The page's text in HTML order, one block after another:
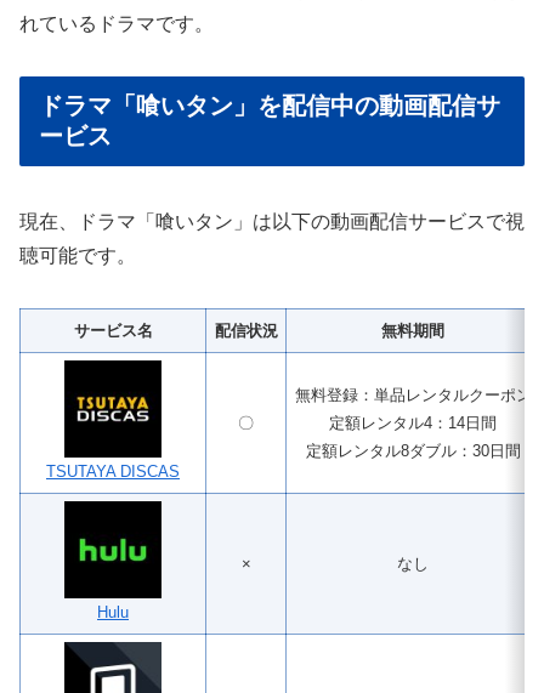
れているドラマです。
ドラマ「喰いタン」を配信中の動画配信サ
ービス
現在、ドラマ「喰いタン」は以下の動画配信サービスで視
聴可能です。
サービス名 配信状況 無料期間
TSUTAYA DISCAS
〇
無料登録：単品レンタルクーポン
定額レンタル4：14日間
定額レンタル8ダブル：30日間
Hulu
× なし